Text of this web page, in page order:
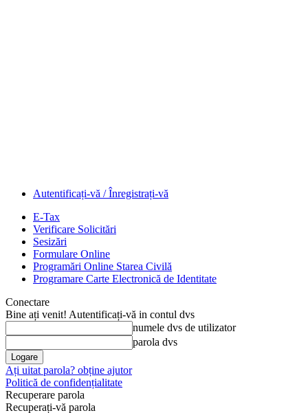
Autentificați-vă / Înregistrați-vă
E-Tax
Verificare Solicitări
Sesizări
Formulare Online
Programări Online Starea Civilă
Programare Carte Electronică de Identitate
Conectare
Bine ați venit! Autentificați-vă in contul dvs
numele dvs de utilizator
parola dvs
Ați uitat parola? obține ajutor
Politică de confidențialitate
Recuperare parola
Recuperați-vă parola